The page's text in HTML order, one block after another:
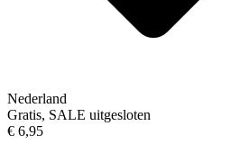
Nederland
Gratis, SALE uitgesloten
€ 6,95